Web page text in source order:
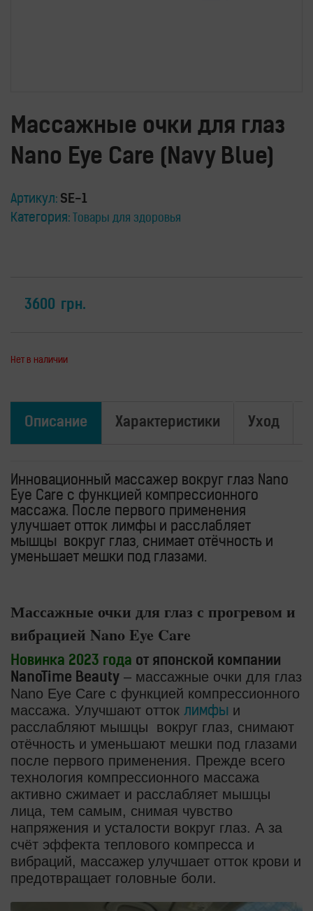
Бьюти
приборы
Щетки
для
тела
Фотоэпиляторы
Товары
световой
Аксессуары
FAQ
ОТЗЫВЫ
КОНТАКТЫ
Массажные очки для глаз
Nano Eye Care (Navy Blue)
Артикул: SE-1
Категория:
Товары для здоровья
3600 грн.
Нет в наличии
Описание Характеристики Уход
Инновационный массажер вокруг глаз Nano
Eye Care c функцией компрессионного
массажа. После первого применения
улучшает отток лимфы и расслабляет
мышцы вокруг глаз, снимает отёчность и
уменьшает мешки под глазами.
Массажные очки для глаз с прогревом и
вибрацией Nano Eye Care
Новинка 2023 года от японской компании
NanoTime Beauty – массажные очки для глаз
Nano Eye Care c функцией компрессионного
массажа. Улучшают отток лимфы и
расслабляют мышцы вокруг глаз, снимают
отёчность и уменьшают мешки под глазами
после первого применения. Прежде всего
технология компрессионного массажа
активно сжимает и расслабляет мышцы
лица, тем самым, снимая чувство
напряжения и усталости вокруг глаз. А за
счёт эффекта теплового компресса и
вибраций, массажер улучшает отток крови и
предотвращает головные боли.